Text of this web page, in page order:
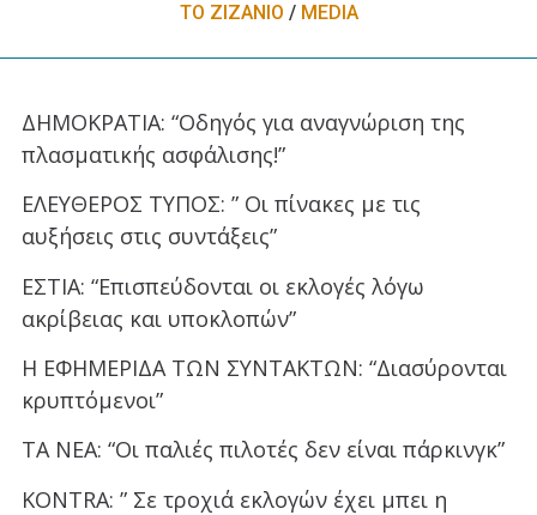
ΤΟ ΖΙΖΑΝΙΟ / MEDIA
ΔΗΜΟΚΡΑΤΙΑ: “Οδηγός για αναγνώριση της
πλασματικής ασφάλισης!”
ΕΛΕΥΘΕΡΟΣ ΤΥΠΟΣ: ” Οι πίνακες με τις
αυξήσεις στις συντάξεις”
ΕΣΤΙΑ: “Επισπεύδονται οι εκλογές λόγω
ακρίβειας και υποκλοπών”
Η ΕΦΗΜΕΡΙΔΑ ΤΩΝ ΣΥΝΤΑΚΤΩΝ: “Διασύρονται
κρυπτόμενοι”
ΤΑ ΝΕΑ: “Οι παλιές πιλοτές δεν είναι πάρκινγκ”
KONTRA: ” Σε τροχιά εκλογών έχει μπει η